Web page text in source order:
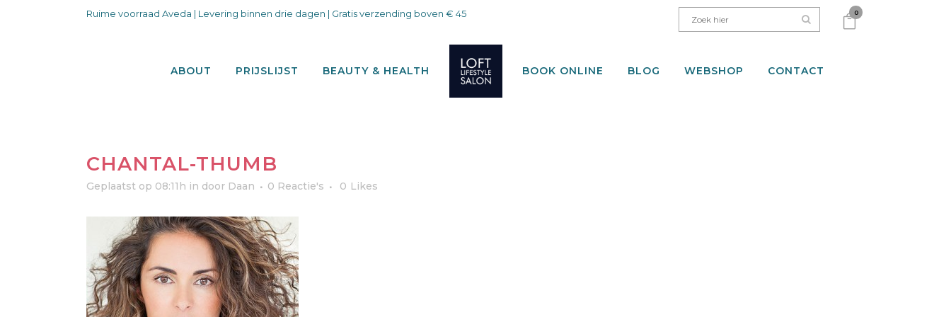
Ruime voorraad Aveda | Levering binnen drie dagen | Gratis verzending boven € 45 0
ABOUT PRIJSLIJST BEAUTY & HEALTH BOOK ONLINE BLOG WEBSHOP CONTACT
CHANTAL-THUMB
Geplaatst op 08:11h in door Daan 0 Reactie's 0 Likes